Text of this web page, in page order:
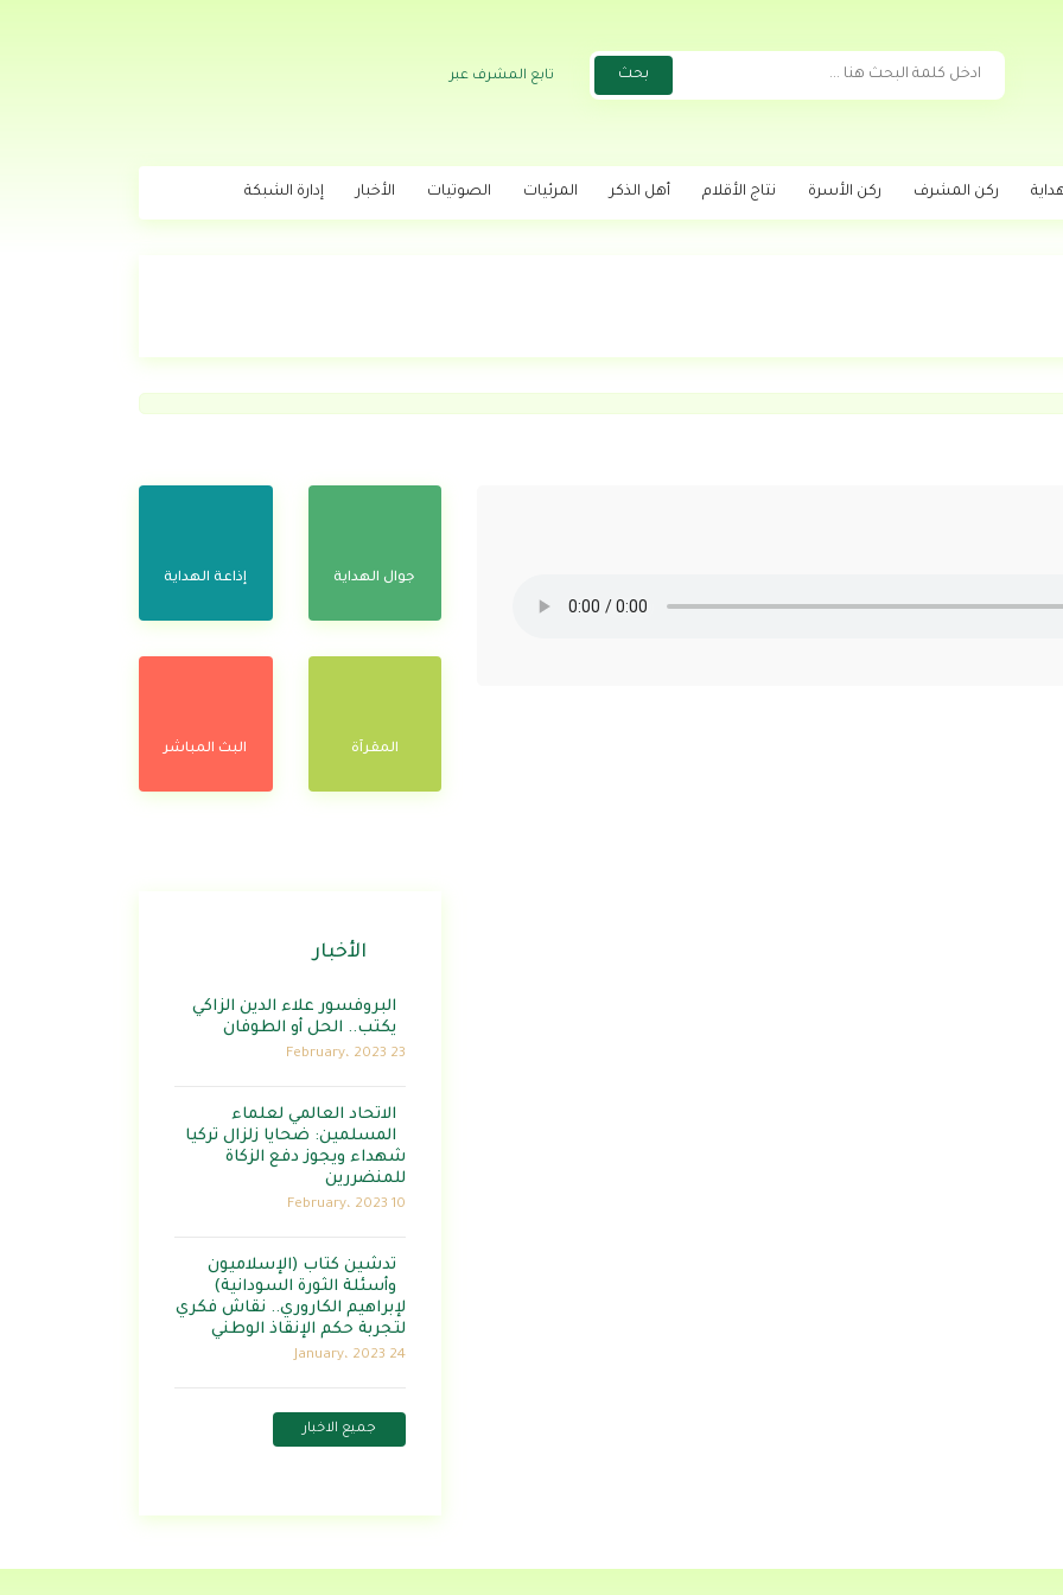
تابع المشرف عبر
ركن المشرف ركن الأسرة نتاج الأقلام أهل الذكر المرئيات الصوتيات الأخبار إدارة الشبكة
جوال الهداية إذاعة الهداية
المقرآة البث المباشر
الأخبار
البروفسور علاء الدين الزاكي
يكتب.. الحل أو الطوفان
23 February، 2023
الاتحاد العالمي لعلماء
المسلمين: ضحايا زلزال تركيا
شهداء ويجوز دفع الزكاة
للمنضررين
10 February، 2023
تدشين كتاب (الإسلاميون
وأسئلة الثورة السودانية)
لإبراهيم الكاروري.. نقاش فكري
لتجربة حكم الإنقاذ الوطني
24 January، 2023
جميع الاخبار